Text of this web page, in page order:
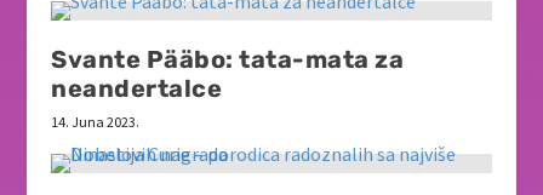
Svante Pääbo: tata-mata za
neandertalce
14. Juna 2023.